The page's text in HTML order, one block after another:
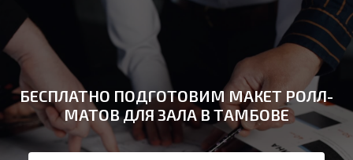
БЕСПЛАТНО ПОДГОТОВИМ МАКЕТ РОЛЛ-
МАТОВ ДЛЯ ЗАЛА В ТАМБОВЕ